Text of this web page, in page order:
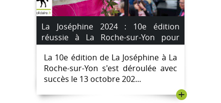
La Joséphine 2024 : 10e édition
réussie à La Roche-sur-Yon pour
soutenir la lutte contre le cancer;
[IMAGES]
La 10e édition de La Joséphine à La
Roche-sur-Yon s'est déroulée avec
succès le 13 octobre 202...
+